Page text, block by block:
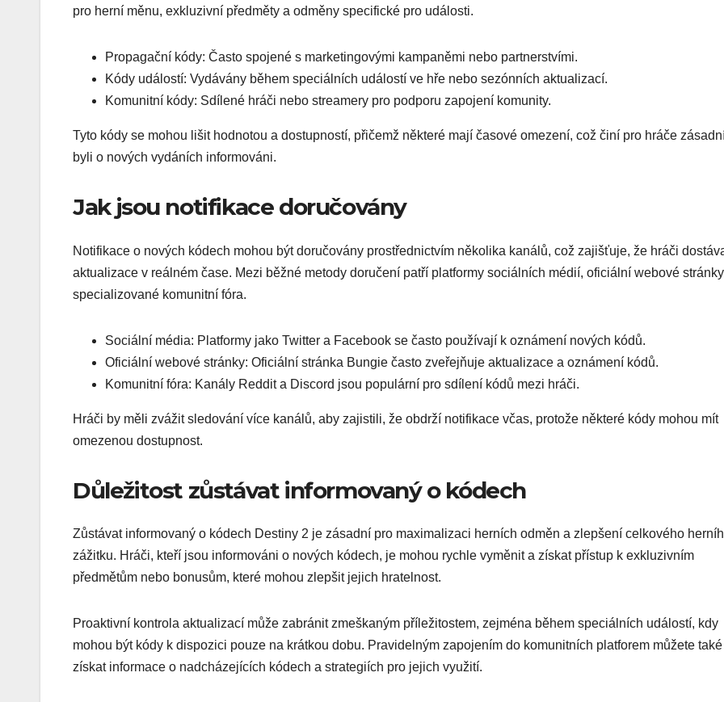
pro herní měnu, exkluzivní předměty a odměny specifické pro události.
Propagační kódy: Často spojené s marketingovými kampaněmi nebo partnerstvími.
Kódy událostí: Vydávány během speciálních událostí ve hře nebo sezónních aktualizací.
Komunitní kódy: Sdílené hráči nebo streamery pro podporu zapojení komunity.
Tyto kódy se mohou lišit hodnotou a dostupností, přičemž některé mají časové omezení, což činí pro hráče
byli o nových vydáních informováni.
Jak jsou notifikace doručovány
Notifikace o nových kódech mohou být doručovány prostřednictvím několika kanálů, což zajišťuje, že hráči
aktualizace v reálném čase. Mezi běžné metody doručení patří platformy sociálních médií, oficiální webové
specializované komunitní fóra.
Sociální média: Platformy jako Twitter a Facebook se často používají k oznámení nových kódů.
Oficiální webové stránky: Oficiální stránka Bungie často zveřejňuje aktualizace a oznámení kódů.
Komunitní fóra: Kanály Reddit a Discord jsou populární pro sdílení kódů mezi hráči.
Hráči by měli zvážit sledování více kanálů, aby zajistili, že obdrží notifikace včas, protože některé kódy mohou mít
omezenou dostupnost.
Důležitost zůstávat informovaný o kódech
Zůstávat informovaný o kódech Destiny 2 je zásadní pro maximalizaci herních odměn a zlepšení celkového
zážitku. Hráči, kteří jsou informováni o nových kódech, je mohou rychle vyměnit a získat přístup k exkluzivním
předmětům nebo bonusům, které mohou zlepšit jejich hratelnost.
Proaktivní kontrola aktualizací může zabránit zmeškaným příležitostem, zejména během speciálních událostí, kdy
mohou být kódy k dispozici pouze na krátkou dobu. Pravidelným zapojením do komunitních platforem můžete také
získat informace o nadcházejících kódech a strategiích pro jejich využití.